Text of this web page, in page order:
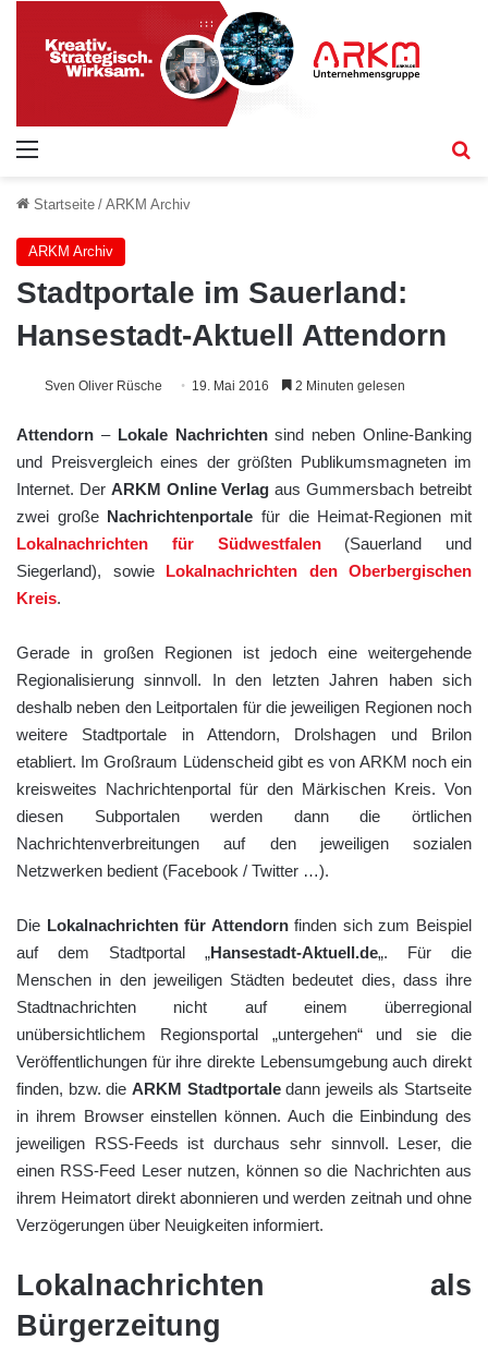
Startseite / ARKM Archiv
ARKM Archiv
Stadtportale im Sauerland:
Hansestadt-Aktuell Attendorn
Sven Oliver Rüsche 19. Mai 2016 2 Minuten gelesen
Attendorn – Lokale Nachrichtensind neben Online-Banking
und Preisvergleich eines der größten Publikumsmagneten im
Internet. Der ARKM Online Verlag aus Gummersbach betreibt
zwei große Nachrichtenportale für die Heimat-Regionen mit
Lokalnachrichten für Südwestfalen(Sauerland und
Siegerland), sowie Lokalnachrichten den Oberbergischen
Kreis.
Gerade in großen Regionen ist jedoch eine weitergehende
Regionalisierung sinnvoll. In den letzten Jahren haben sich
deshalb neben den Leitportalen für die jeweiligen Regionen noch
weitere Stadtportale in Attendorn, Drolshagen und Brilon
etabliert. Im Großraum Lüdenscheid gibt es von ARKM noch ein
kreisweites Nachrichtenportal für den Märkischen Kreis. Von
diesen Subportalen werden dann die örtlichen
Nachrichtenverbreitungen auf den jeweiligen sozialen
Netzwerken bedient (Facebook / Twitter …).
Die Lokalnachrichten für Attendornfinden sich zum Beispiel
auf dem Stadtportal „Hansestadt-Aktuell.de„. Für die
Menschen in den jeweiligen Städten bedeutet dies, dass ihre
Stadtnachrichten nicht auf einem überregional
unübersichtlichem Regionsportal „untergehen“ und sie die
Veröffentlichungen für ihre direkte Lebensumgebung auch direkt
finden, bzw. die ARKM Stadtportaledann jeweils als Startseite
in ihrem Browser einstellen können. Auch die Einbindung des
jeweiligen RSS-Feeds ist durchaus sehr sinnvoll. Leser, die
einen RSS-Feed Leser nutzen, können so die Nachrichten aus
ihrem Heimatort direkt abonnieren und werden zeitnah und ohne
Verzögerungen über Neuigkeiten informiert.
Lokalnachrichten als
Bürgerzeitung